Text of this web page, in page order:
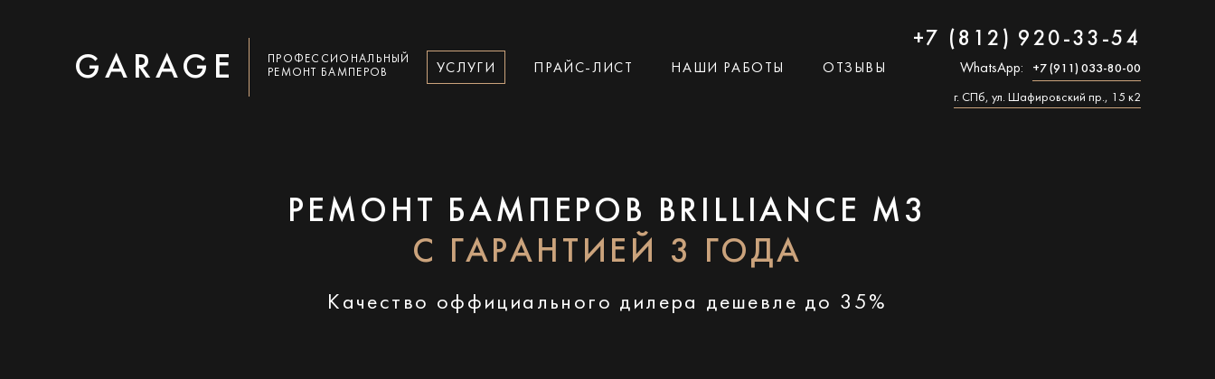
GARAGE
ПРОФЕССИОНАЛЬНЫЙ
РЕМОНТ БАМПЕРОВ
УСЛУГИ ПРАЙС-ЛИСТ НАШИ РАБОТЫ ОТЗЫВЫ
+7 (812) 920-33-54
WhatsApp: +7 (911) 033-80-00
г. СПб, ул. Шафировский пр., 15 к2
РЕМОНТ БАМПЕРОВ BRILLIANCE M3
С ГАРАНТИЕЙ 3 ГОДА
Качество оффициального дилера дешевле до 35%